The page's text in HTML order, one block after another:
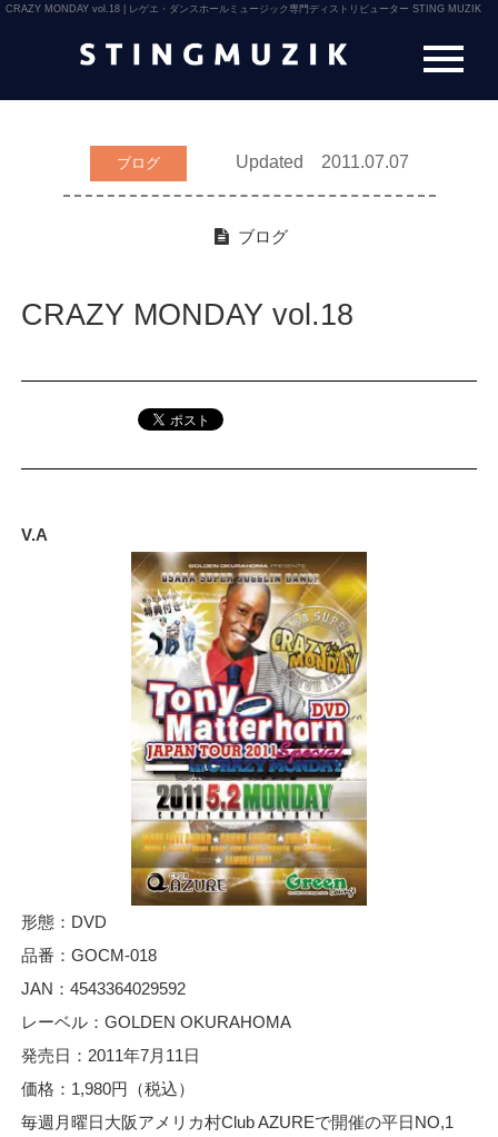
CRAZY MONDAY vol.18 | レゲエ・ダンスホールミュージック専門ディストリビューター STING MUZIK
ブログ Updated 2011.07.07
ブログ
CRAZY MONDAY vol.18
V.A
形態：DVD
品番：GOCM-018
JAN：4543364029592
レーベル：GOLDEN OKURAHOMA
発売日：2011年7月11日
価格：1,980円（税込）
毎週月曜日大阪アメリカ村Club AZUREで開催の平日NO,1